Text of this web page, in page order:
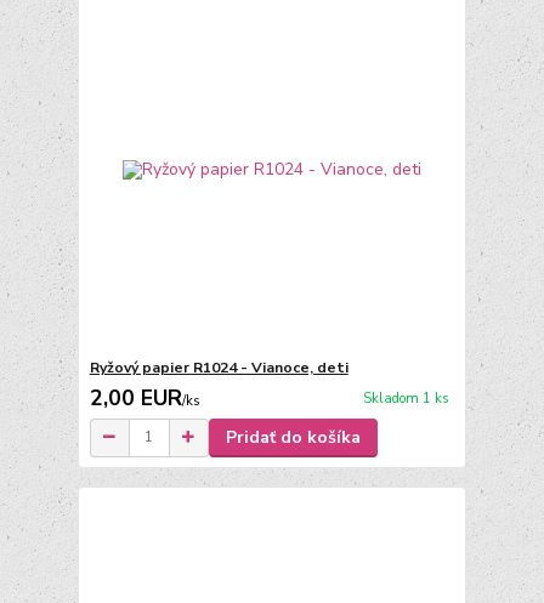
Ryžový papier R1024 - Vianoce, deti
2,00 EUR/ks Skladom 1 ks
Pridať do košíka